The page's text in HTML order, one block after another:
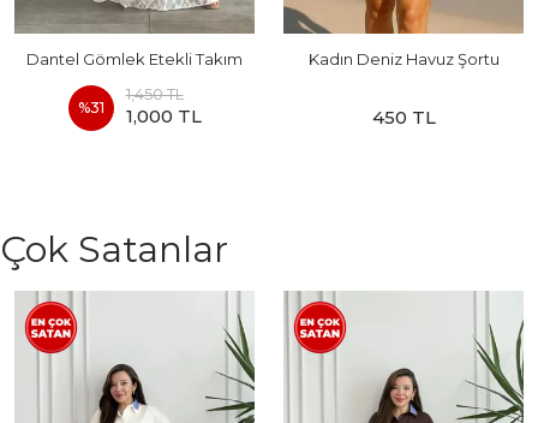
Dantel Gömlek Etekli Takım
%31
1,450 TL
1,000 TL
Kadın Deniz Havuz Şortu
450 TL
Çok Satanlar